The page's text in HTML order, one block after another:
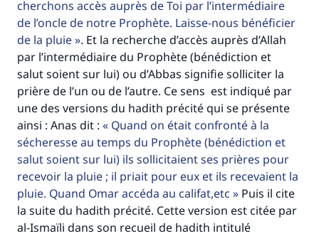
cherchons accès auprès de Toi par l’intermédiaire
de l’oncle de notre Prophète. Laisse-nous bénéficier
de la pluie . Et la recherche d’accès auprès d’Allah
par l’intermédiaire du Prophète (bénédiction et
salut soient sur lui) ou d’Abbas signifie solliciter la
prière de l’un ou de l’autre. Ce sens est indiqué par
une des versions du hadith précité qui se présente
ainsi : Anas dit :
Quand on était confronté à la
sécheresse au temps du Prophète (bénédiction et
salut soient sur lui) ils sollicitaient ses prières pour
recevoir la pluie ; il priait pour eux et ils recevaient la
pluie. Quand Omar accéda au califat,etc
Puis il cite
la suite du hadith précité. Cette version est citée par
al-Ismaïli dans son recueil de hadith intitulé
millions de personnes grâce à votre
contribution
Aidez nous à apporter des réponses.
Le Messager d'Allah (Paix sur lui) a dit:
"Celui qui indique une bonne action obtient la
même récompense que celui qui le fait."
(MOUSLIM 1893)
Soutenez IslamQA